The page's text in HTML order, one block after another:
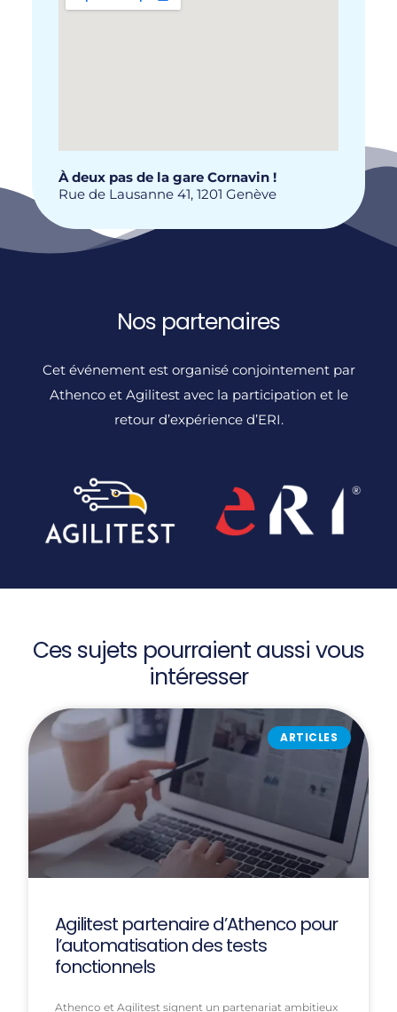
À deux pas de la gare Cornavin !
Rue de Lausanne 41, 1201 Genève
Nos partenaires
Cet événement est organisé conjointement par
Athenco et Agilitest avec la participation et le
retour d’expérience d’ERI.
Ces sujets pourraient aussi vous
intéresser
ARTICLES
Agilitest partenaire d’Athenco pour
l’automatisation des tests
fonctionnels
Athenco et Agilitest signent un partenariat ambitieux